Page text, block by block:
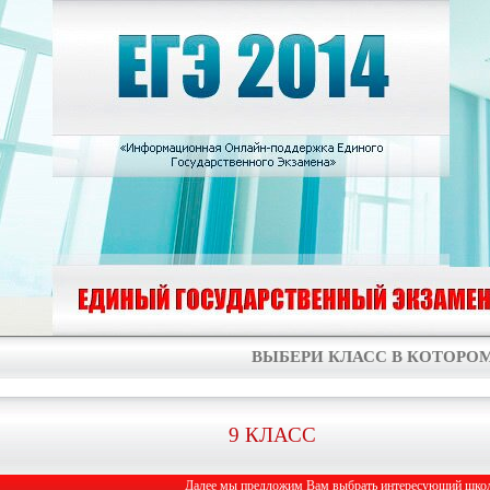
ВЫБЕРИ КЛАСС В
9 КЛАСС
Далее мы предложим Вам выбрать интересующий